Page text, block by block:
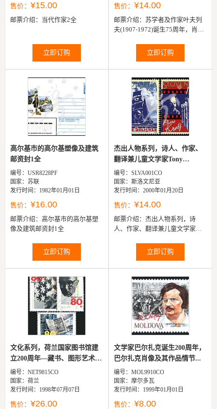
售价： ¥15.00
邮票介绍： 当代作家2全
立即订购
售价： ¥14.00
邮票介绍： 苏学者及作家叶夫列
夫(1907-1972)诞生75周年，肖像
立即订购
高尔基市的高尔基塑像及建筑
邮资封1全
编号：USR8228PF
国家：苏联
发行时间：1982年01月01日
售价： ¥16.00
邮票介绍： 高尔基市的高尔基塑
像及建筑邮资封1全
立即订购
杰出人物系列，诗人、作家、
翻译兼儿童文学家Tony
Selisk...
编号：SLVA001CO
国家：斯洛文尼亚
发行时间：2000年01月20日
售价： ¥14.00
邮票介绍： 杰出人物系列，诗
人、作家、翻译兼儿童文学家
Elvira Kralj2全
立即订购
文化系列，荷兰国家图书馆建
立200周年—藏书、图形艺术
家...
编号：NET9815CO
国家：荷兰
发行时间：1998年07月07日
售价： ¥26.00
文学家巴尔扎克诞生200周年，
巴尔扎克肖像及其作品情节...
编号：MOL9910CO
国家：摩尔多瓦
发行时间：1999年01月01日
售价： ¥8.00